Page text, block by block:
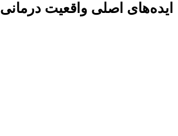
ایده‌های اصلی واقعیت درمانی